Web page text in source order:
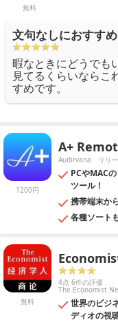
無料
文句なしにおすすめ
暇なときにどうでも
見てるくらいならこ
すめです。
1200円
A+
Audirvana リリ
PCやMAC
ツール！
携帯端末か
各種ソート
無料
4点 6件の評価
The Economist
世界のビジ
ディオの視